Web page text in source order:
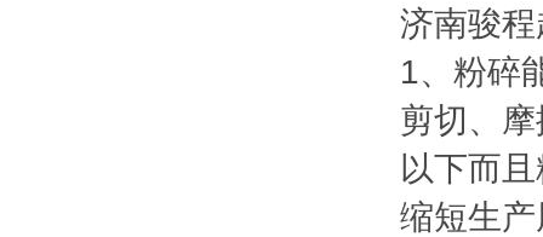
济南骏
1、粉碎
剪切、
以下而
缩短生